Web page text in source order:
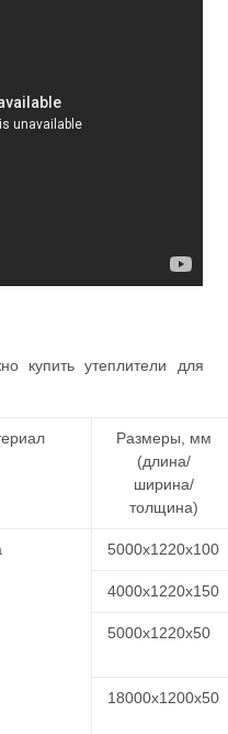
купить утеплители для
Размеры, мм
(длина/
ширина/
толщина)
5000x1220x100
4000х1220х150
5000х1220х50
18000х1200х50